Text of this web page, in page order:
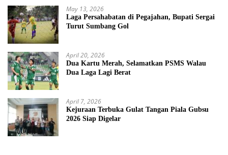
May 13, 2026
Laga Persahabatan di Pegajahan, Bupati Sergai
Turut Sumbang Gol
April 20, 2026
Dua Kartu Merah, Selamatkan PSMS Walau
Dua Laga Lagi Berat
April 7, 2026
Kejuraan Terbuka Gulat Tangan Piala Gubsu
2026 Siap Digelar